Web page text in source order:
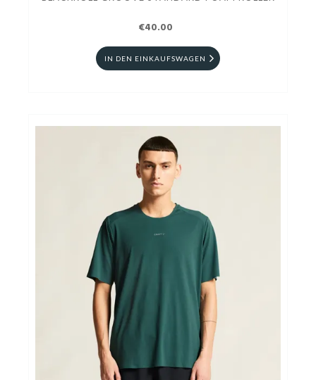
€40.00
IN DEN EINKAUFSWAGEN